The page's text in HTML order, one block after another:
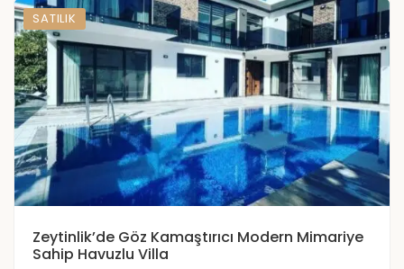
SATILIK
Zeytinlik’de Göz Kamaştırıcı Modern Mimariye
Sahip Havuzlu Villa